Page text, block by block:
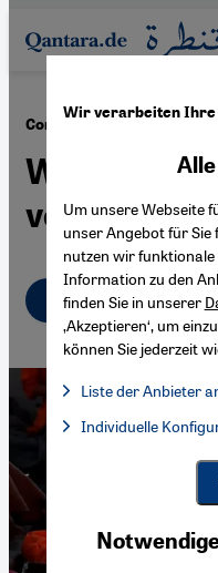
Direkt zum Inhalt springen
Coronavirus im Maschrek ·
Wie der
von der
Deutsch English
Wir verarbeiten Ihre
Um unsere Webseite
unser Angebot für
nutzen wir
Information zu den
finden Sie in unserer
‚Akzeptieren‘, um
können Sie jederzeit
Liste der Anbieter
Facebook Embed /
Facebook Embed /
Google Maps
Individuelle